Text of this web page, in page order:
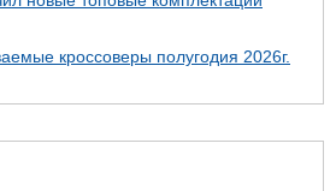
кроссоверы полугодия 2026г.